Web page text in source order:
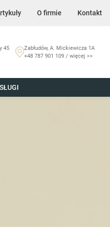
O firmie Kontakt
45
Zabłudów, A. Mickiewicza 1A
+48 787 901 109 / więcej >>